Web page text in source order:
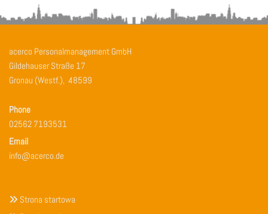
acerco Personalmanagement GmbH
Gildehauser Straße 17
Gronau (Westf.), 48599
Phone
02562 7193531
Email
info@acerco.de
 Strona startowa